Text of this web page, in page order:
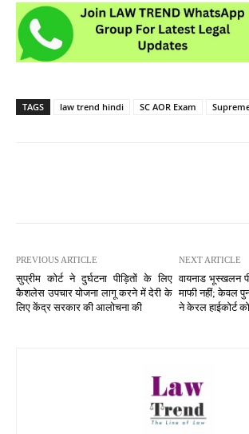
TAGS law trend hindi SC AOR Exam
PREVIOUS ARTICLE
सुप्रीम कोर्ट ने दुर्घटना पीड़ितों के लिए
कैशलेस उपचार योजना लागू करने में देरी के
लिए केंद्र सरकार की आलोचना की
NEXT ARTICLE
वायनाड भूस्खलन
माफी नहीं; केवल
ने केरल हाईकोर्ट